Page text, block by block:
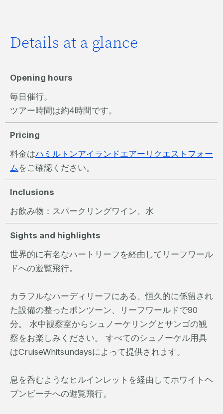
Details at a glance
Opening hours
毎日催行。
ツアー時間は約4時間です。
Pricing
料金はハミルトンアイランドエアーリクエストフォー
ムをご確認ください。
Inclusions
お飲み物：スパークリングワイン、水
Sights and highlights
世界的に有名なハートリーフを経由してリーフワール
ドへの遊覧飛行。
カラフルなハーディリーフにある、恒久的に係留され
た設備の整ったポンツーン、リーフワールドで90
分。 水中観察室からシュノーケリングとサンゴの観
察をお楽しみください。 すべてのシュノーケル用具
はCruiseWhitsundaysによって提供されます。
息を呑むようなヒルインレットを経由してホワイトヘ
ブンビーチへの遊覧飛行。